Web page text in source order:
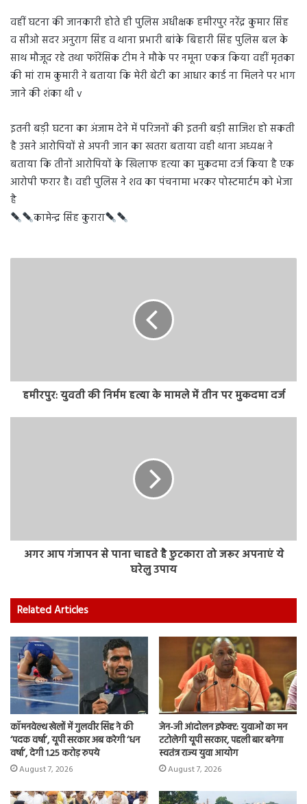
वहीं घटना की जानकारी होते ही पुलिस अधीक्षक हमीरपुर नरेंद्र कुमार सिंह
व सीओ सदर अनुराग सिंह व थाना प्रभारी बांके बिहारी सिंह पुलिस बल के
साथ मौजूद रहे तथा फॉरेंसिक टीम ने मौके पर नमूना एकत्र किया वहीं मृतका
की मां राम कुमारी ने बताया कि मेरी बेटी का आधार कार्ड ना मिलने पर भाग
जाने की शंका थी v
इतनी बड़ी घटना का अंजाम देने में परिजनों की इतनी बड़ी साजिश हो सकती
है उसने आरोपियों से अपनी जान का खतरा बताया वही थाना अध्यक्ष ने
बताया कि तीनों आरोपियों के खिलाफ हत्या का मुकदमा दर्ज किया है एक
आरोपी फरार है। वही पुलिस ने शव का पंचनामा भरकर पोस्टमार्टम को भेजा
है
कामेन्द्र सिंह कुरारा
हमीरपुर: युवती की निर्मम हत्या के मामले में तीन पर मुकदमा दर्ज
अगर आप गंजापन से पाना चाहते है छुटकारा तो जरूर अपनाएं ये
घरेलु उपाय
Related Articles
कॉमनवेल्थ खेलों में गुलवीर सिंह ने की
‘पदक वर्षा’, यूपी सरकार अब करेगी ‘धन
वर्षा’, देगी 1.25 करोड़ रुपये
August 7, 2026
जेन-जी आंदोलन इफेक्ट: युवाओं का मन
टटोलेगी यूपी सरकार, पहली बार बनेगा
स्वतंत्र राज्य युवा आयोग
August 7, 2026